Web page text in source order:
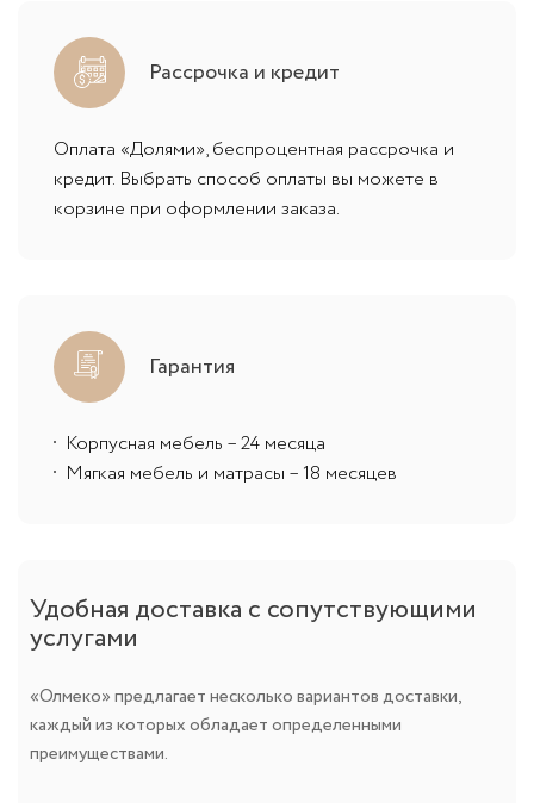
Рассрочка и кредит
Оплата «Долями», беспроцентная рассрочка и
кредит. Выбрать способ оплаты вы можете в
корзине при оформлении заказа.
Гарантия
Корпусная мебель – 24 месяца
Мягкая мебель и матрасы – 18 месяцев
Удобная доставка с сопутствующими
услугами
«Олмеко» предлагает несколько вариантов доставки,
каждый из которых обладает определенными
преимуществами.